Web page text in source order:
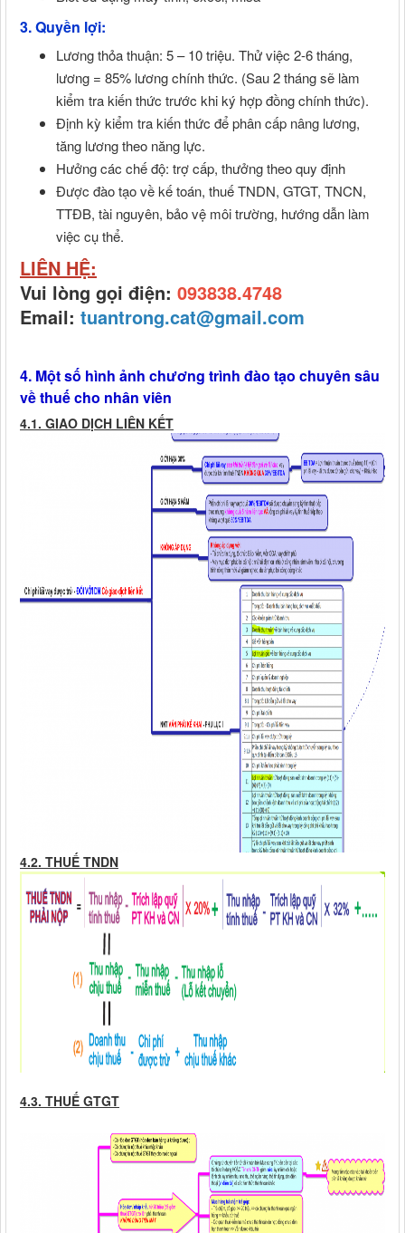
3. Quyền lợi:
Lương thỏa thuận: 5 – 10 triệu. Thử việc 2-6 tháng,
lương = 85% lương chính thức. (Sau 2 tháng sẽ làm
kiểm tra kiến thức trước khi ký hợp đồng chính thức).
Định kỳ kiểm tra kiến thức để phân cấp nâng lương,
tăng lương theo năng lực.
Hưởng các chế độ: trợ cấp, thưởng theo quy định
Được đào tạo về kế toán, thuế TNDN, GTGT, TNCN,
TTĐB, tài nguyên, bảo vệ môi trường, hướng dẫn làm
việc cụ thể.
LIÊN HỆ:
Vui lòng gọi điện: 093838.4748
Email: tuantrong.cat@gmail.com
4. Một số hình ảnh chương trình đào tạo chuyên sâu
về thuế cho nhân viên
4.1. GIAO DỊCH LIÊN KẾT
4.2. THUẾ TNDN
4.3. THUẾ GTGT